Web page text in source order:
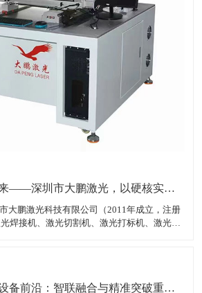
光铸精工，智创未来——深圳市大鹏激光，以硬核实力领跑激光装备赛道
大鹏激光科技有限公司（2011年成立，注册
焊接机、激光切割机、激光打标机、激光雕
服务各类制造企业、跨境卖家
2026全球激光加工设备前沿：智联融合与精准突破重塑智造生态